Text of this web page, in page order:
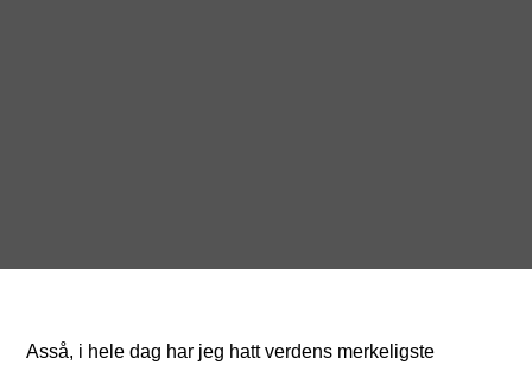
Asså, i hele dag har jeg hatt verdens merkeligste